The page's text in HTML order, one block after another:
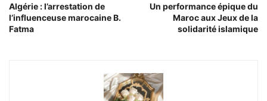
Algérie : l’arrestation de
l’influenceuse marocaine B.
Fatma
Un performance épique du
Maroc aux Jeux de la
solidarité islamique